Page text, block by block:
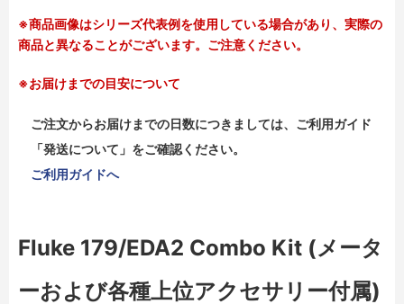
※商品画像はシリーズ代表例を使用している場合があり、実際の
商品と異なることがございます。ご注意ください。
※お届けまでの目安について
ご注文からお届けまでの日数につきましては、ご利用ガイド
「発送について」をご確認ください。
ご利用ガイドへ
Fluke 179/EDA2 Combo Kit (メータ
ーおよび各種上位アクセサリー付属)